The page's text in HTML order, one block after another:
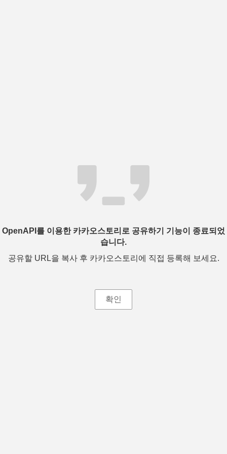
OpenAPI를 이용한 카카오스토리로 공유하기 기능이 종료되었
습니다.
공유할 URL을 복사 후 카카오스토리에 직접 등록해 보세요.
확인